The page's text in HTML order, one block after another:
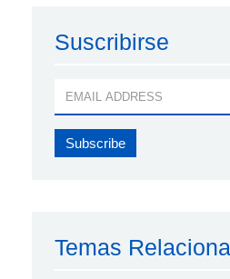
Suscribirse
Temas